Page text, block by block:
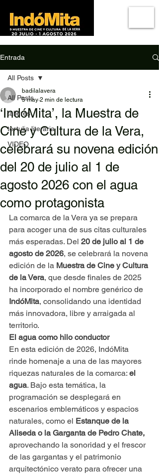
Entrada
All Posts
talleres
tertulia literaria
VIDEO
All Posts
‘IndóMita’, la Muestra de
Cine y Cultura de la Vera,
celebrará su novena edición
del 20 de julio al 1 de
agosto 2026 con el agua
como protagonista
badilalavera
5 may 2 min de lectura
La comarca de la Vera ya se prepara
para acoger una de sus citas culturales
más esperadas. Del 20 de julio al 1 de
agosto de 2026, se celebrará la novena
edición de la Muestra de Cine y Cultura
de la Vera, que desde finales de 2025
ha incorporado el nombre genérico de
IndóMita, consolidando una identidad
más innovadora, libre y arraigada al
territorio.
El agua como hilo conductor
En esta edición de 2026, IndóMita
rinde homenaje a una de las mayores
riquezas naturales de la comarca: el
agua. Bajo esta temática, la
programación se desplegará en
escenarios emblemáticos y espacios
naturales, como el Estanque de la
Aliseda o la Garganta de Pedro Chate,
aprovechando la sonoridad y el frescor
de las gargantas y el patrimonio
arquitectónico verato para ofrecer una